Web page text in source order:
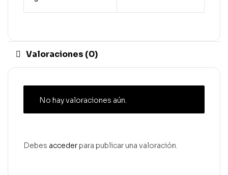
Valoraciones (0)
No hay valoraciones aún.
Debes acceder para publicar una valoración.